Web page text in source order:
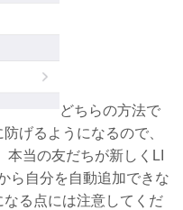
どちらの方法で
げるようになるので、
当の友だちが新しくLI
ら自分を自動追加できな
る点には注意してくだ